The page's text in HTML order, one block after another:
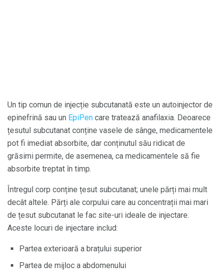
Un tip comun de injecție subcutanată este un autoinjector de
epinefrină sau un EpiPen care tratează anafilaxia. Deoarece
țesutul subcutanat conține vasele de sânge, medicamentele
pot fi imediat absorbite, dar conținutul său ridicat de
grăsimi permite, de asemenea, ca medicamentele să fie
absorbite treptat în timp.
Întregul corp conține țesut subcutanat; unele părți mai mult
decât altele. Părți ale corpului care au concentrații mai mari
de țesut subcutanat le fac site-uri ideale de injectare.
Aceste locuri de injectare includ:
Partea exterioară a brațului superior
Partea de mijloc a abdomenului